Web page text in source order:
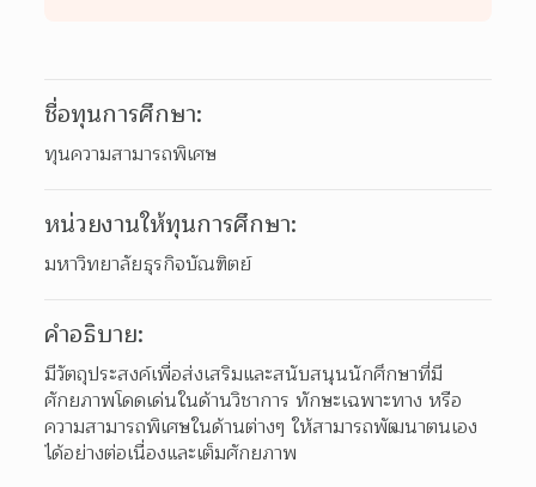
ชื่อทุนการศึกษา:
ทุนความสามารถพิเศษ
หน่วยงานให้ทุนการศึกษา:
มหาวิทยาลัยธุรกิจบัณฑิตย์
คำอธิบาย:
มีวัตถุประสงค์เพื่อส่งเสริมและสนับสนุนนักศึกษาที่มี
ศักยภาพโดดเด่นในด้านวิชาการ ทักษะเฉพาะทาง หรือ
ความสามารถพิเศษในด้านต่างๆ ให้สามารถพัฒนาตนเอง
ได้อย่างต่อเนื่องและเต็มศักยภาพ